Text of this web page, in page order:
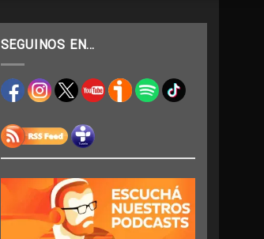
SEGUINOS EN…